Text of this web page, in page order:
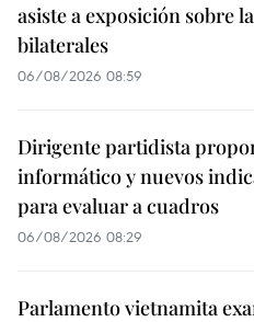
asiste a exposición sobre
bilaterales
06/08/2026 08:59
Dirigente partidista
informático y nuevos
para evaluar a cuadros
06/08/2026 08:29
Parlamento vietnamita